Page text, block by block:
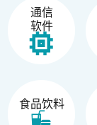
通信
软件
食品饮料